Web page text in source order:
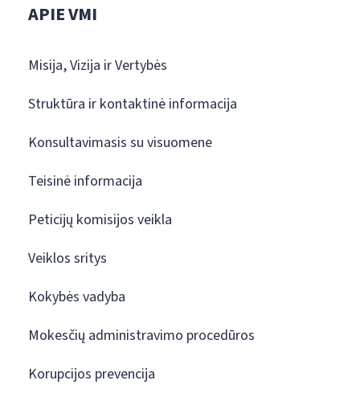
APIE VMI
Misija, Vizija ir Vertybės
Struktūra ir kontaktinė informacija
Konsultavimasis su visuomene
Teisinė informacija
Peticijų komisijos veikla
Veiklos sritys
Kokybės vadyba
Mokesčių administravimo procedūros
Korupcijos prevencija